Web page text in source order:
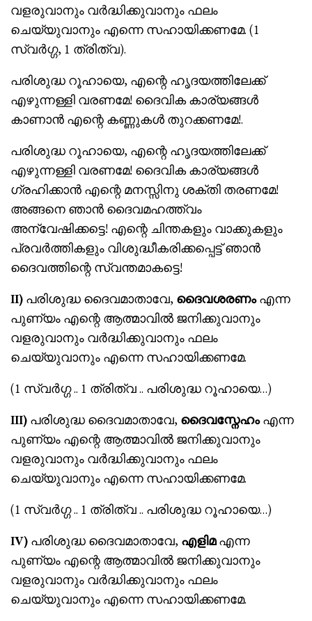
വളരുവാനും വർദ്ധിക്കുവാനും ഫലം
ചെയ്യുവാനും എന്നെ സഹായിക്കണമേ. (1
സ്വർഗ്ഗ, 1 ത്രിത്വ).
പരിശുദ്ധ റൂഹായെ, എന്റെ ഹൃദയത്തിലേക്ക്
എഴുന്നള്ളി വരണമേ! ദൈവിക കാര്യങ്ങൾ
കാണാൻ എന്റെ കണ്ണുകൾ തുറക്കണമേ!.
പരിശുദ്ധ റൂഹായെ, എന്റെ ഹൃദയത്തിലേക്ക്
എഴുന്നള്ളി വരണമേ! ദൈവിക കാര്യങ്ങൾ
ഗ്രഹിക്കാൻ എന്റെ മനസ്സിനു ശക്തി തരണമേ!
അങ്ങനെ ഞാൻ ദൈവമഹത്ത്വം
അന്വേഷിക്കട്ടെ! എന്റെ ചിന്തകളും വാക്കുകളും
പ്രവർത്തികളും വിശുദ്ധീകരിക്കപ്പെട്ട് ഞാൻ
ദൈവത്തിന്റെ സ്വന്തമാകട്ടെ!
II) പരിശുദ്ധ ദൈവമാതാവേ, ദൈവശരണംഎന്ന
പുണ്യം എന്റെ ആത്മാവിൽ ജനിക്കുവാനും
വളരുവാനും വർദ്ധിക്കുവാനും ഫലം
ചെയ്യുവാനും എന്നെ സഹായിക്കണമേ.
(1 സ്വർഗ്ഗ .. 1 ത്രിത്വ .. പരിശുദ്ധ റൂഹായെ…)
III) പരിശുദ്ധ ദൈവമാതാവേ, ദൈവസ്നേഹംഎന്ന
പുണ്യം എന്റെ ആത്മാവിൽ ജനിക്കുവാനും
വളരുവാനും വർദ്ധിക്കുവാനും ഫലം
ചെയ്യുവാനും എന്നെ സഹായിക്കണമേ.
(1 സ്വർഗ്ഗ .. 1 ത്രിത്വ .. പരിശുദ്ധ റൂഹായെ…)
IV) പരിശുദ്ധ ദൈവമാതാവേ, എളിമഎന്ന
പുണ്യം എന്റെ ആത്മാവിൽ ജനിക്കുവാനും
വളരുവാനും വർദ്ധിക്കുവാനും ഫലം
ചെയ്യുവാനും എന്നെ സഹായിക്കണമേ.